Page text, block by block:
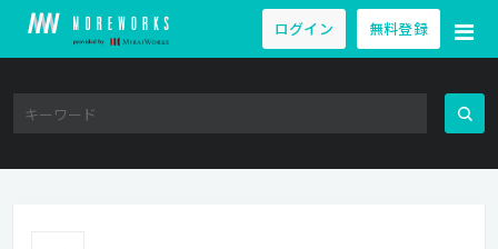
ログイン 無料登録